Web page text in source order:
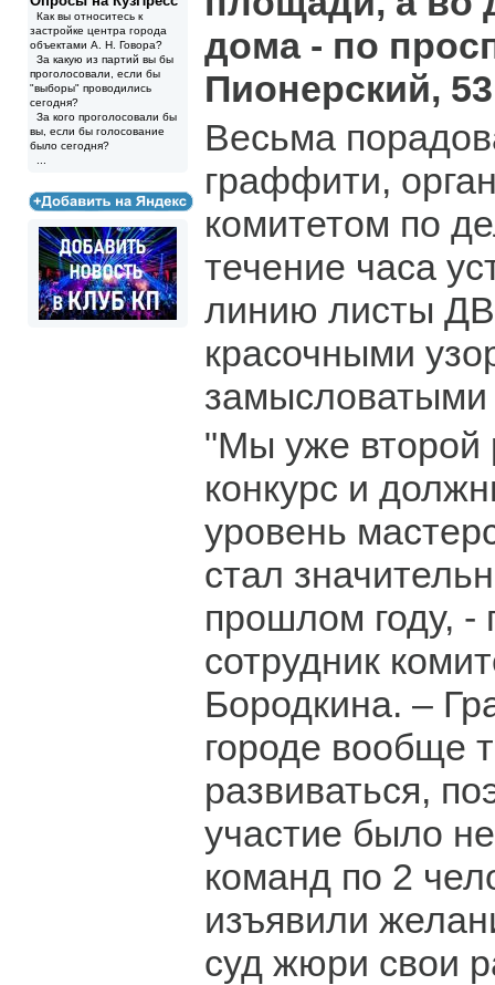
Как вы относитесь к
застройке центра города
объектами А. Н. Говора?
За какую из партий вы бы
проголосовали, если бы
"выборы" проводились
сегодня?
За кого проголосовали бы
вы, если бы голосование
было сегодня?
дома - по
Пионерский,
Весьма
граффити,
комитетом по
течение часа
линию листы
красочными
"Мы уже второй
конкурс и
уровень
стал
прошлом году, -
сотрудник
Бородкина. –
городе вообще
развиваться,
участие было
команд по 2
изъявили
суд жюри свои